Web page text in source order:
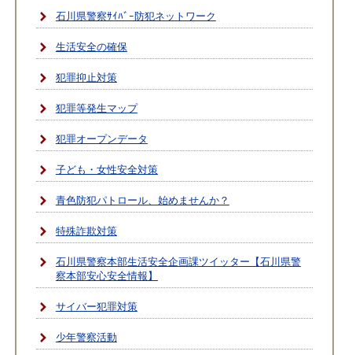
石川県警察ｻｲﾊﾞｰ防犯ネットワーク
生活安全の確保
犯罪抑止対策
犯罪等発生マップ
犯罪オープンデータ
子ども・女性安全対策
青色防犯パトロール、始めませんか？
特殊詐欺対策
石川県警察本部生活安全企画課ツイッター【石川県警
察本部安心安全情報】
サイバー犯罪対策
少年警察活動